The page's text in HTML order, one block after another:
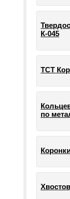
К-045
ТСТ
по